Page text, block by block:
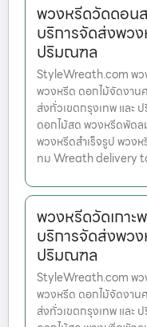
พวงหรีดวัดดอน
บริการจัดส่งพวง
ปริมณฑล
StyleWreath.com พว
พวงหรีด ดอกไม้จัดงาน
ส่งทั่วเขตกรุงเทพ และ
ดอกไม้สด พวงหรีดพัด
พวงหรีดสำเร็จรูป พว
ทม Wreath delivery
พวงหรีดวัดเกา
บริการจัดส่งพวง
ปริมณฑล
StyleWreath.com พว
พวงหรีด ดอกไม้จัดงาน
ส่งทั่วเขตกรุงเทพ และ